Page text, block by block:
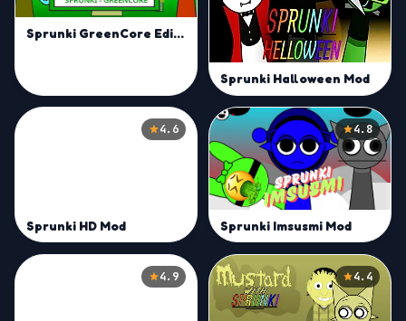
Sprunki GreenCore Edition Mod
Sprunki Halloween Mod
4.6
Sprunki HD Mod
4.8
Sprunki Imsusmi Mod
4.9 4.4